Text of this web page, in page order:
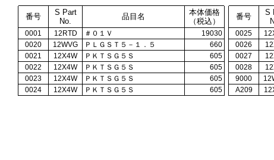
番号
S Part
No.
品目名
本体価格
（税込）
番号
S
0001 12RTD ＃０１Ｖ 19030 0025
0020
12WVG ＰＬＧＳＴ５－１．５ 660 0026
0021
12X4W ＰＫＴＳＧ５Ｓ 605 0027
0022
12X4W ＰＫＴＳＧ５Ｓ 605 0028
0023
12X4W ＰＫＴＳＧ５Ｓ 605 9000
0024
12X4W ＰＫＴＳＧ５Ｓ 605 A209